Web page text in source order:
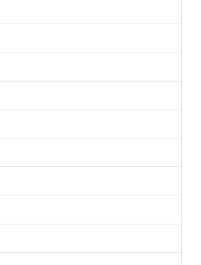
*
dell'informativa privacy
aggiornato sulle ultime
tramite l'iscrizione alla